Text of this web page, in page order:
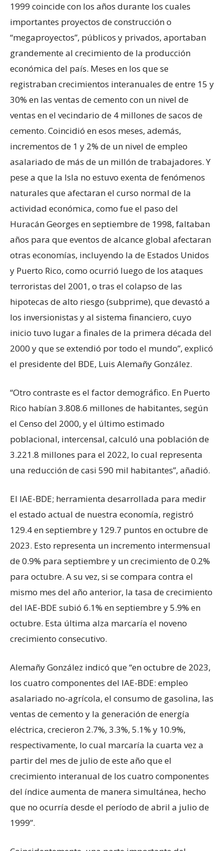
1999 coincide con los años durante los cuales
importantes proyectos de construcción o
“megaproyectos”, públicos y privados, aportaban
grandemente al crecimiento de la producción
económica del país. Meses en los que se
registraban crecimientos interanuales de entre 15 y
30% en las ventas de cemento con un nivel de
ventas en el vecindario de 4 millones de sacos de
cemento. Coincidió en esos meses, además,
incrementos de 1 y 2% de un nivel de empleo
asalariado de más de un millón de trabajadores. Y
pese a que la Isla no estuvo exenta de fenómenos
naturales que afectaran el curso normal de la
actividad económica, como fue el paso del
Huracán Georges en septiembre de 1998, faltaban
años para que eventos de alcance global afectaran
otras economías, incluyendo la de Estados Unidos
y Puerto Rico, como ocurrió luego de los ataques
terroristas del 2001, o tras el colapso de las
hipotecas de alto riesgo (subprime), que devastó a
los inversionistas y al sistema financiero, cuyo
inicio tuvo lugar a finales de la primera década del
2000 y que se extendió por todo el mundo”, explicó
el presidente del BDE, Luis Alemañy González.
“Otro contraste es el factor demográfico. En Puerto
Rico habían 3.808.6 millones de habitantes, según
el Censo del 2000, y el último estimado
poblacional, intercensal, calculó una población de
3.221.8 millones para el 2022, lo cual representa
una reducción de casi 590 mil habitantes”, añadió.
El IAE-BDE; herramienta desarrollada para medir
el estado actual de nuestra economía, registró
129.4 en septiembre y 129.7 puntos en octubre de
2023. Esto representa un incremento intermensual
de 0.9% para septiembre y un crecimiento de 0.2%
para octubre. A su vez, si se compara contra el
mismo mes del año anterior, la tasa de crecimiento
del IAE-BDE subió 6.1% en septiembre y 5.9% en
octubre. Esta última alza marcaría el noveno
crecimiento consecutivo.
Alemañy González indicó que “en octubre de 2023,
los cuatro componentes del IAE-BDE: empleo
asalariado no-agrícola, el consumo de gasolina, las
ventas de cemento y la generación de energía
eléctrica, crecieron 2.7%, 3.3%, 5.1% y 10.9%,
respectivamente, lo cual marcaría la cuarta vez a
partir del mes de julio de este año que el
crecimiento interanual de los cuatro componentes
del índice aumenta de manera simultánea, hecho
que no ocurría desde el período de abril a julio de
1999”.